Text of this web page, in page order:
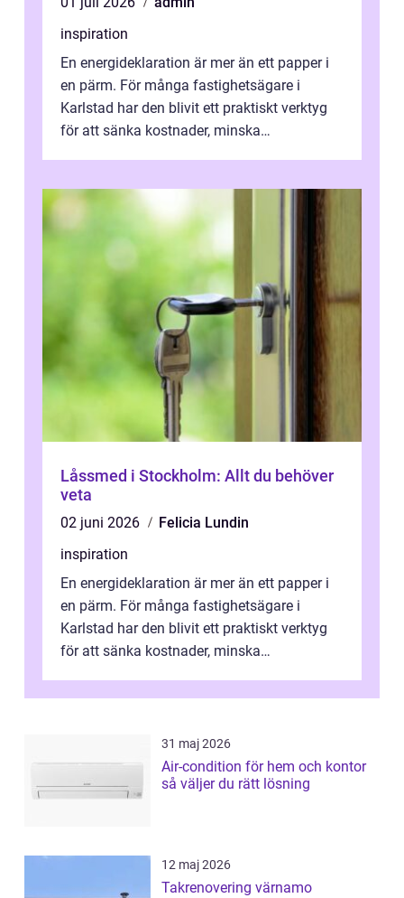
inspiration
En energideklaration är mer än ett papper i
en pärm. För många fastighetsägare i
Karlstad har den blivit ett praktiskt verktyg
för att sänka kostnader, minska
Låssmed i Stockholm: Allt du behöver
veta
02 juni 2026
Felicia Lundin
inspiration
En energideklaration är mer än ett papper i
en pärm. För många fastighetsägare i
Karlstad har den blivit ett praktiskt verktyg
för att sänka kostnader, minska
31 maj 2026
Air-condition för hem och kontor
så väljer du rätt lösning
12 maj 2026
Takrenovering värnamo